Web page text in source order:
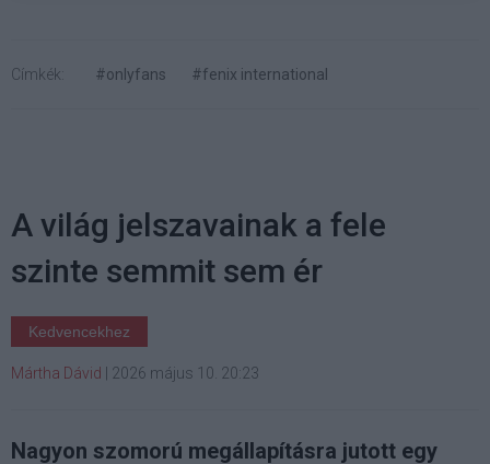
Címkék: #onlyfans #fenix international
A világ jelszavainak a fele
szinte semmit sem ér
Kedvencekhez
Mártha Dávid 2026 május 10. 20:23
Nagyon szomorú megállapításra jutott egy